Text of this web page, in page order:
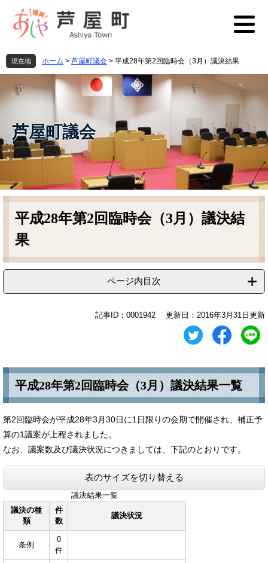
先
頭
す
を
飛
し
へ
現在地 ホーム > 芦屋町議会 > 平成28年第2回臨時会（3月）議決結果
芦屋町議会
本
平成28年第2回臨時会（3月）議決結
果
ページ内目次
記事ID：0001942 更新日：2016年3月31日更新
平成28年第2回臨時会（3月）議決結果一覧
第2回臨時会が平成28年3月30日に1日限りの会期で開催され、補正予
算の1議案が上程されました。
なお、議案数及び議決状況につきましては、下記のとおりです。
表のサイズを切り替える
議決結果一覧
議決の種
類
件
数
議決状況
条例
0
件